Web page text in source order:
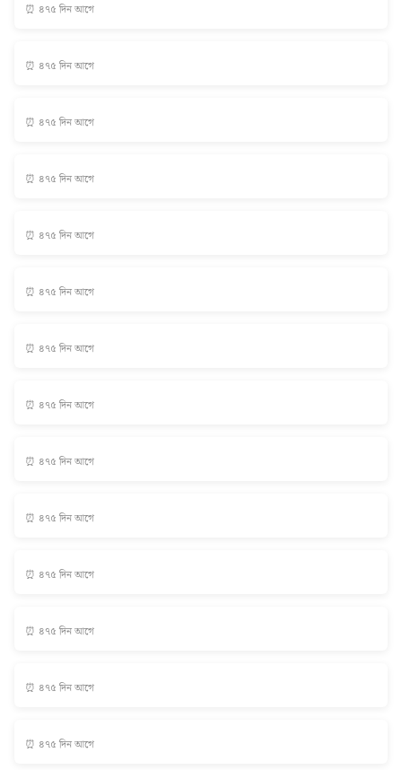
⏰ ৪৭৫ দিন আগে
⏰ ৪৭৫ দিন আগে
⏰ ৪৭৫ দিন আগে
⏰ ৪৭৫ দিন আগে
⏰ ৪৭৫ দিন আগে
⏰ ৪৭৫ দিন আগে
⏰ ৪৭৫ দিন আগে
⏰ ৪৭৫ দিন আগে
⏰ ৪৭৫ দিন আগে
⏰ ৪৭৫ দিন আগে
⏰ ৪৭৫ দিন আগে
⏰ ৪৭৫ দিন আগে
⏰ ৪৭৫ দিন আগে
⏰ ৪৭৫ দিন আগে